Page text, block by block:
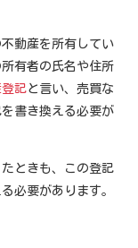
動産を所有してい
有者の氏名や住所
記と言い、売買な
書き換える必要が
ときも、この登記
必要があります。